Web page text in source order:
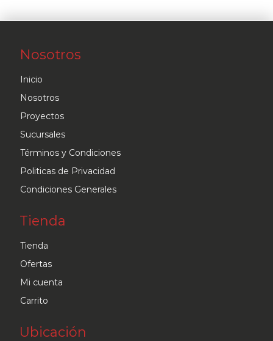
Nosotros
Inicio
Nosotros
Proyectos
Sucursales
Términos y Condiciones
Politicas de Privacidad
Condiciones Generales
Tienda
Tienda
Ofertas
Mi cuenta
Carrito
Ubicación